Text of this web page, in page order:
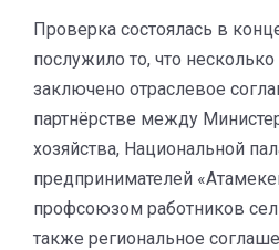
Проверка состоялась в
послужило то, что
заключено отраслевое
партнёрстве между
хозяйства, Национальной
предпринимателей
профсоюзом работников
также региональное